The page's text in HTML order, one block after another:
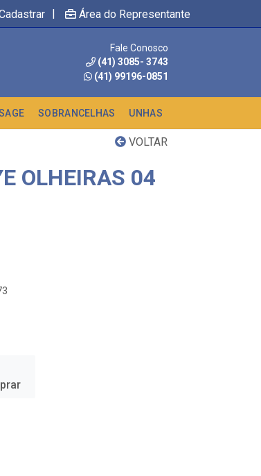
| Área do Representante
Fale Conosco
(41) 3085- 3743
(41) 99196-0851
SOBRANCELHAS UNHAS
VOLTAR
OLHEIRAS 04